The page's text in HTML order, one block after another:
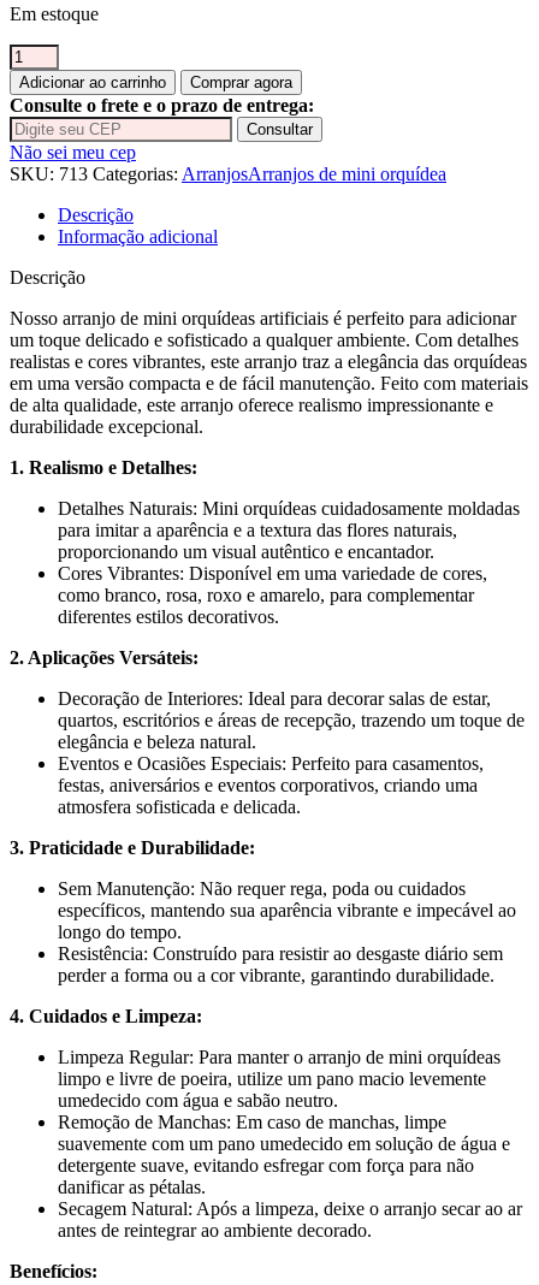
Em estoque
Arranjo
de
Mini
Orquidea
Branca
Vaso
cerâmica
Diamante
quantidade
Adicionar ao carrinho Comprar agora
Consulte o frete e o prazo de entrega:
Consultar
Não sei meu cep
SKU: 713 Categorias: ArranjosArranjos de mini orquídea
Descrição
Informação adicional
Descrição
Nosso arranjo de mini orquídeas artificiais é perfeito para adicionar
um toque delicado e sofisticado a qualquer ambiente. Com detalhes
realistas e cores vibrantes, este arranjo traz a elegância das orquídeas
em uma versão compacta e de fácil manutenção. Feito com materiais
de alta qualidade, este arranjo oferece realismo impressionante e
durabilidade excepcional.
1. Realismo e Detalhes:
Detalhes Naturais: Mini orquídeas cuidadosamente moldadas
para imitar a aparência e a textura das flores naturais,
proporcionando um visual autêntico e encantador.
Cores Vibrantes: Disponível em uma variedade de cores,
como branco, rosa, roxo e amarelo, para complementar
diferentes estilos decorativos.
2. Aplicações Versáteis:
Decoração de Interiores: Ideal para decorar salas de estar,
quartos, escritórios e áreas de recepção, trazendo um toque de
elegância e beleza natural.
Eventos e Ocasiões Especiais: Perfeito para casamentos,
festas, aniversários e eventos corporativos, criando uma
atmosfera sofisticada e delicada.
3. Praticidade e Durabilidade:
Sem Manutenção: Não requer rega, poda ou cuidados
específicos, mantendo sua aparência vibrante e impecável ao
longo do tempo.
Resistência: Construído para resistir ao desgaste diário sem
perder a forma ou a cor vibrante, garantindo durabilidade.
4. Cuidados e Limpeza:
Limpeza Regular: Para manter o arranjo de mini orquídeas
limpo e livre de poeira, utilize um pano macio levemente
umedecido com água e sabão neutro.
Remoção de Manchas: Em caso de manchas, limpe
suavemente com um pano umedecido em solução de água e
detergente suave, evitando esfregar com força para não
danificar as pétalas.
Secagem Natural: Após a limpeza, deixe o arranjo secar ao ar
antes de reintegrar ao ambiente decorado.
Benefícios: